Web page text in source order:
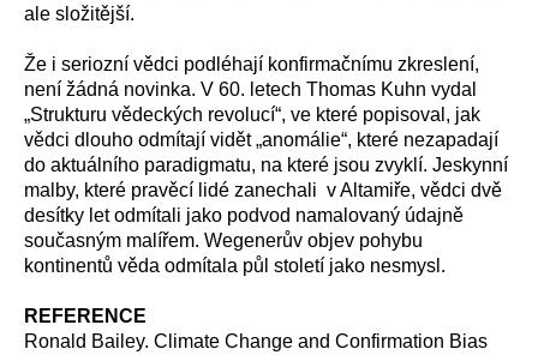
ale složitější.
Že i seriozní vědci podléhají konfirmačnímu zkreslení,
není žádná novinka. V 60. letech Thomas Kuhn vydal
„Strukturu vědeckých revolucí“, ve které popisoval, jak
vědci dlouho odmítají vidět „anomálie“, které nezapadají
do aktuálního paradigmatu, na které jsou zvyklí. Jeskynní
malby, které pravěcí lidé zanechali v Altamiře, vědci dvě
desítky let odmítali jako podvod namalovaný údajně
současným malířem. Wegenerův objev pohybu
kontinentů věda odmítala půl století jako nesmysl.
REFERENCE
Ronald Bailey. Climate Change and Confirmation Bias